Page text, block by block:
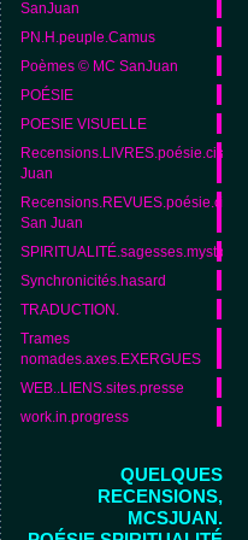
SanJuan
PN.H.peuple.Camus
Poèmes © MC SanJuan
POÉSIE
POESIE VISUELLE
Juan
San Juan
SPIRITUALITÉ.sagesses.mystique
Synchronicités.hasard
TRADUCTION.
Trames
nomades.axes.EXERGUES
WEB..LIENS.sites.presse
work.in.progress
QUELQUES
RECENSIONS,
MCSJUAN.